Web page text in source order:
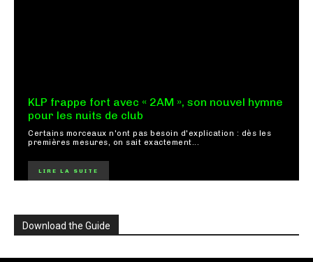
KLP frappe fort avec « 2AM », son nouvel hymne
pour les nuits de club
Certains morceaux n'ont pas besoin d'explication : dès les
premières mesures, on sait exactement...
LIRE LA SUITE
Download the Guide